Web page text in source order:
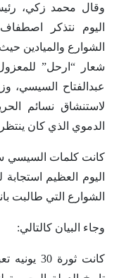
وقال محمد زكي،
اليوم نتذكر
الشوارع والميادين
شعار “ارحل”
عبدالفتاح السيسي،
لاستنشاق نسائم
الدموي الذي كان
كانت كلمات السيسي
اليوم العظيم
الشوارع التي طالبت
وجاء البيان كالتالي:
كانت ثورة